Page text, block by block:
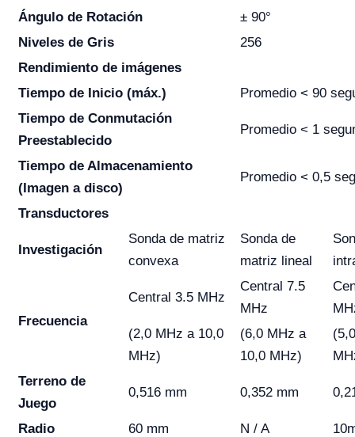
Ángulo de Rotación
± 90°
Niveles de Gris
256
Rendimiento de imágenes
Tiempo de Inicio (máx.)
Promedio < 90
Tiempo de Conmutación
Preestablecido
Promedio < 1
Tiempo de Almacenamiento
(Imagen a disco)
Promedio < 0,5
Transductores
Investigación
Sonda de matriz
convexa
Sonda de
matriz lineal
Frecuencia
Central 3.5 MHz
Central 7.5
MHz
(2,0 MHz a 10,0
MHz)
(6,0 MHz a
10,0 MHz)
Terreno de
Juego
0,516 mm 0,352 mm
Radio 60 mm N / A